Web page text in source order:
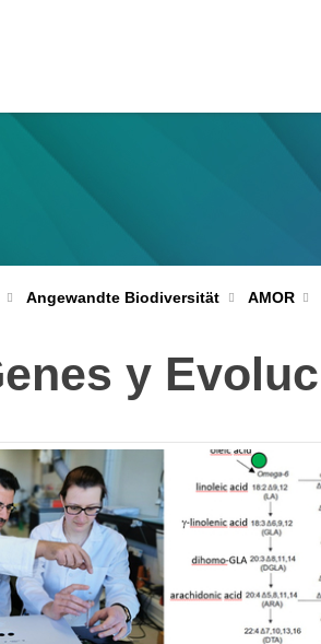
Angewandte Biodiversität AMOR
y